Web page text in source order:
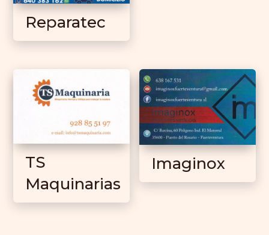
Reparatec
TS
Maquinarias
Imaginox